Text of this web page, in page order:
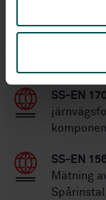
Inom samma
SS-EN
SS-EN
Mätning